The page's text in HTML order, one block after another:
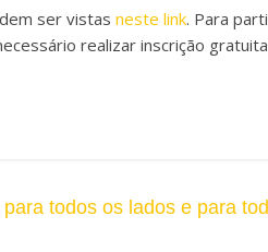
ser vistas neste link. Para
realizar inscrição
todos os lados e para